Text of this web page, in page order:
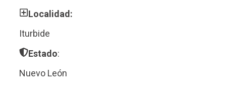
Localidad:
Iturbide
Estado:
Nuevo León